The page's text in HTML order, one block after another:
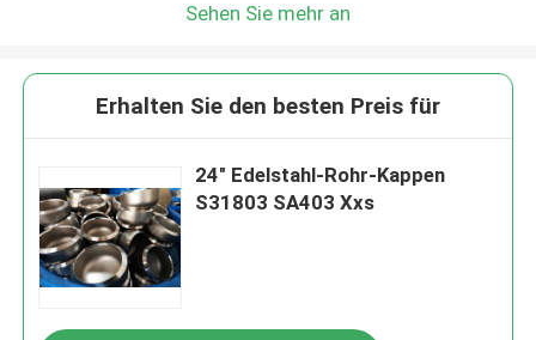
Sehen Sie mehr an
Erhalten Sie den besten Preis für
24" Edelstahl-Rohr-Kappen
S31803 SA403 Xxs